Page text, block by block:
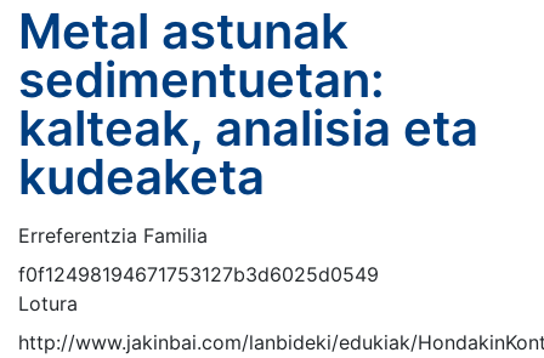
Metal astunak
sedimentuetan:
kalteak, analisia eta
kudeaketa
Erreferentzia Familia
f0f12498194671753127b3d6025d0549
Lotura
http://www.jakinbai.com/lanbideki/edukiak/